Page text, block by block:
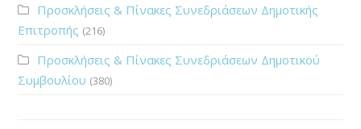
Προσκλήσεις & Πίνακες Συνεδριάσεων Δημοτικής
Επιτροπής (216)
Προσκλήσεις & Πίνακες Συνεδριάσεων Δημοτικού
Συμβουλίου (380)